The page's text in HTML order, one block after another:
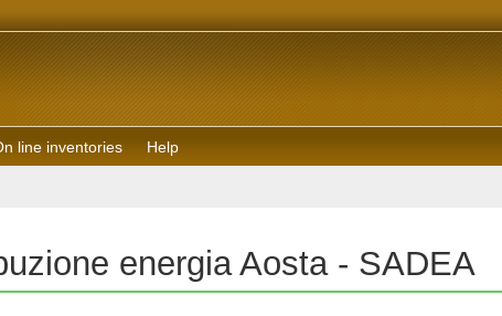
line inventories Help
energia Aosta - SADEA